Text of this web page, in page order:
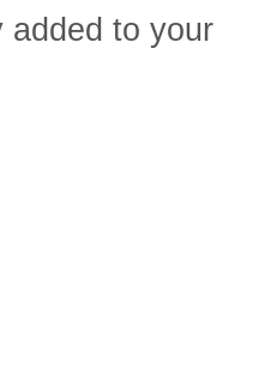
added to your